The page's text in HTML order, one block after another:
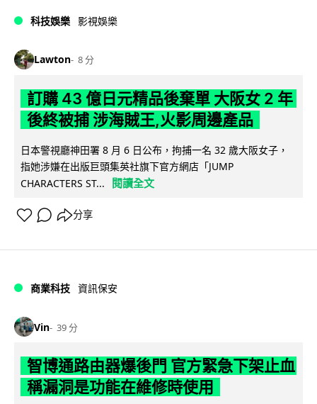
科技娛樂 影視娛樂
Lawton 8 分
訂購 43 億日元精品後棄單 大阪女 2 年
後終被捕 涉海賊王,火影周邊產品
日本警視廳神田署 8 月 6 日公布，拘捕一名 32 歲大阪女子，
指她涉嫌在出版巨頭集英社旗下官方網店「JUMP
CHARACTERS ST...
閱讀全文
分享
商業科技 資訊保安
Vin 39 分
智博通路由器爆後門 官方緊急下架止血
稱漏洞是功能在維修時使用